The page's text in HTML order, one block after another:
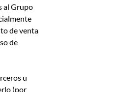
al Grupo
de venta
de
u
(por